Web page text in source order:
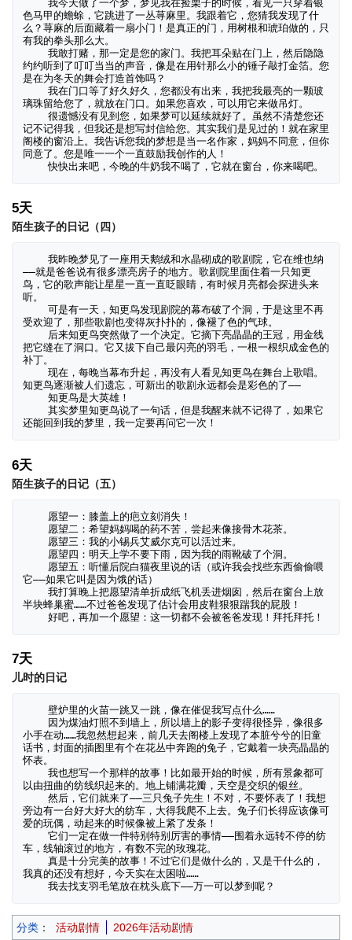
色马甲的蟾蜍，它跳进了一丛荨麻里。我跟着它，您猜我发现了什
么？荨麻的后面藏着一扇小门！是真正的门，用树根和琥珀做的，只
有我的拳头那么大。
约约听到了叮叮当当的声音，像是在用针那么小的锤子敲打金箔。您
是在为冬天的舞会打造首饰吗？
璃珠留给您了，就放在门口。如果您喜欢，可以用它来做吊灯。
记不记得我，但我还是想写封信给您。其实我们是见过的！就在家里
阁楼的窗沿上。我告诉您我的梦想是当一名作家，妈妈不同意，但你
同意了。您是唯一一个一直鼓励我创作的人！
    快快出来吧，今晚的牛奶我不喝了，它就在窗台，你来喝吧。
5天
陌生孩子的日记（四）
——就是爸爸说有很多漂亮房子的地方。歌剧院里面住着一只知更
鸟，它的歌声能让星星一直一直眨眼睛，有时候月亮都会探进头来
听。
受欢迎了，那些歌剧也变得灰扑扑的，像褪了色的气球。
把它缝在了洞口。它又拔下自己最闪亮的羽毛，一根一根织成金色的
补丁。
知更鸟逐渐被人们遗忘，可新出的歌剧永远都会是彩色的了——
还能回到我的梦里，我一定要再问它一次！
6天
陌生孩子的日记（五）
它——如果它叫是因为饿的话）
半块蜂巢蜜……不过爸爸发现了估计会用皮鞋狠狠踹我的屁股！
    好吧，再加一个愿望：这一切都不会被爸爸发现！拜托拜托！
7天
儿时的日记
小手在动……我忽然想起来，前几天去阁楼上发现了本脏兮兮的旧童
话书，封面的插图里有个在花丛中奔跑的兔子，它戴着一块亮晶晶的
怀表。
以由扭曲的纺线织起来的。地上铺满花瓣，天空是交织的银丝。
旁边有一台好大好大的纺车，大得我爬不上去。兔子们长得应该像可
爱的玩偶，动起来的时候像被上紧了发条！
车，线轴滚过的地方，有数不完的玫瑰花。
我真的还没有想好，今天实在太困啦……
    我去找支羽毛笔放在枕头底下——万一可以梦到呢？
分类 ： 活动剧情 2026年活动剧情